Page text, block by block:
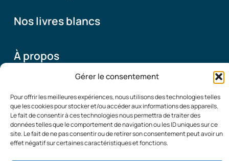
Gérer le consentement
Pour offrir les meilleures expériences, nous utilisons des technologies telles
que les cookies pour stocker et/ou accéder aux informations des appareils.
Le fait de consentir à ces technologies nous permettra de traiter des
données telles que le comportement de navigation ou les ID uniques sur ce
site. Le fait de ne pas consentir ou de retirer son consentement peut avoir un
effet négatif sur certaines caractéristiques et fonctions.
Nos livres blancs
À propos
Qui sommes-nous
Mentions Légales|Politique de confidentialité|
© 2026